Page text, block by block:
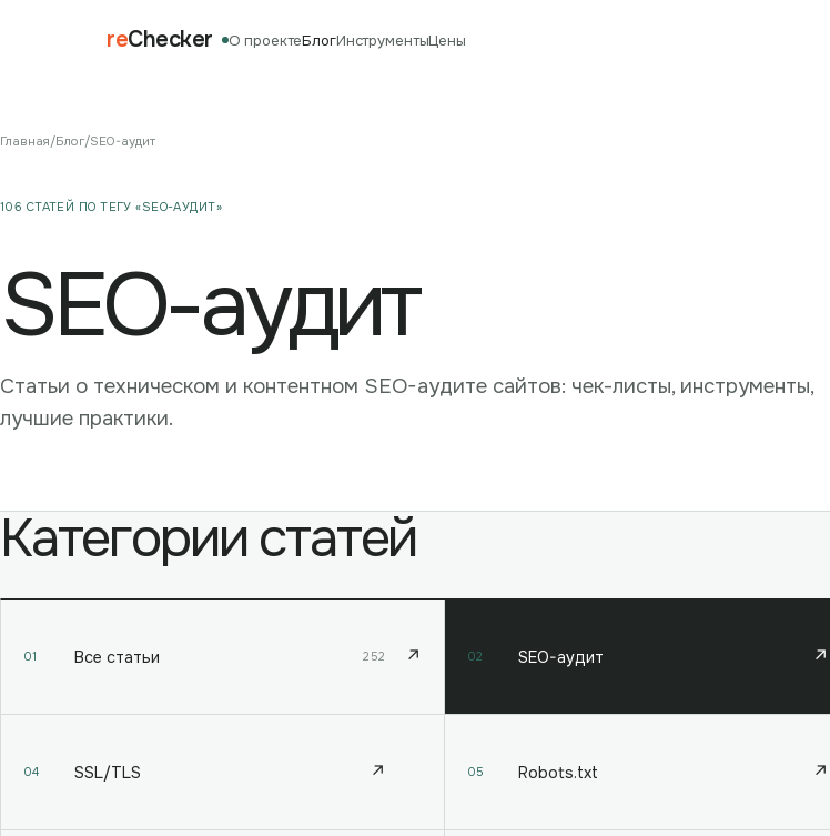
reChecker О проектеБлогИнструментыЦены
Главная/Блог/SEO-аудит
106 СТАТЕЙ ПО ТЕГУ «SEO-АУДИТ»
SEO-аудит
Статьи о техническом и контентном SEO-аудите сайтов: чек-листы, инструменты,
лучшие практики.
Категории статей
01 Все статьи 252 ↗ 02 SEO-аудит ↗
04 SSL/TLS ↗ 05 Robots.txt ↗